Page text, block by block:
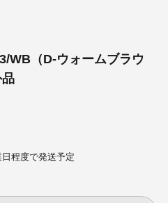
WB（D-ウォームブラウ
程度で発送予定